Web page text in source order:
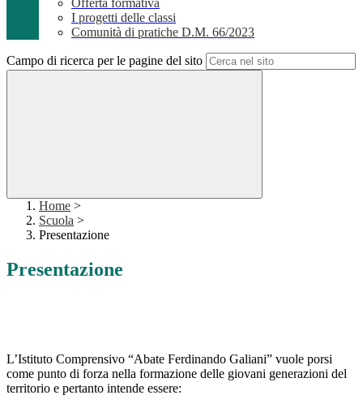
Offerta formativa
I progetti delle classi
Comunità di pratiche D.M. 66/2023
Campo di ricerca per le pagine del sito
Home >
Scuola >
Presentazione
Presentazione
L’Istituto Comprensivo “Abate Ferdinando Galiani” vuole porsi
come punto di forza nella formazione delle giovani generazioni del
territorio e pertanto intende essere: